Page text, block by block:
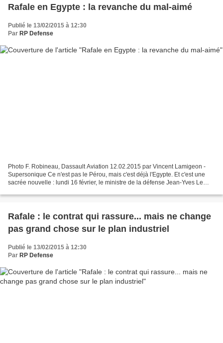
Rafale en Egypte : la revanche du mal-aimé
Publié le 13/02/2015 à 12:30
Par RP Defense
Photo F. Robineau, Dassault Aviation 12.02.2015 par Vincent Lamigeon -
Supersonique Ce n'est pas le Pérou, mais c'est déjà l'Egypte. Et c'est une
sacrée nouvelle : lundi 16 février, le ministre de la défense Jean-Yves Le
Rafale : le contrat qui rassure... mais ne change
pas grand chose sur le plan industriel
Publié le 13/02/2015 à 12:30
Par RP Defense